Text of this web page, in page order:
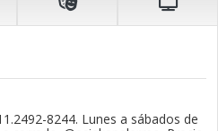
8244. Lunes a sábados de